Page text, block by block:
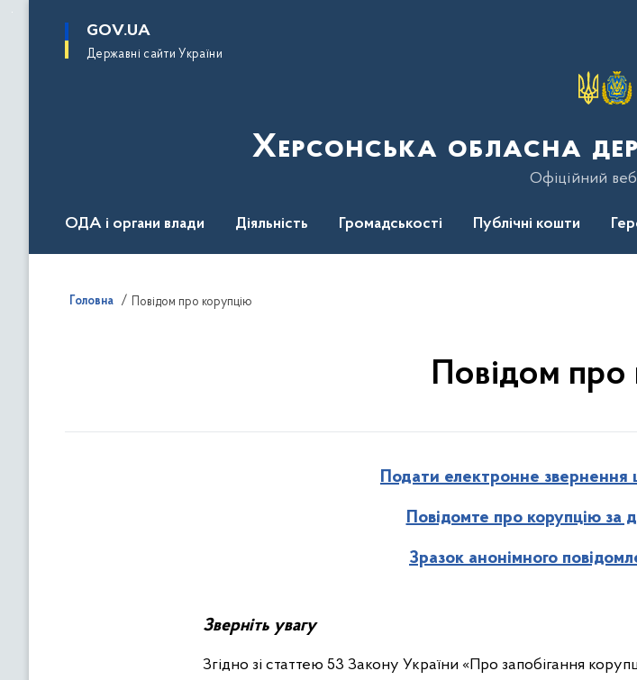
основного
GOV.UA
Державні сайти України
Херсонська обласна
Офіційний
ОДА і органи влади Діяльність Громадськості Публічні кошти
Головна Повідом про корупцію
Повідом про
Подати електронне звернення
Повідомте про корупцію за
Зразок анонімного
Зверніть увагу
Згідно зі статтею 53 Закону України «Про запобігання